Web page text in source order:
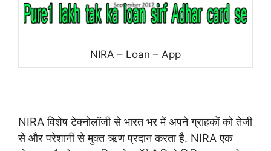
NIRA – Loan – App
NIRA विशेष टेक्नोलॉजी से भारत भर में अपने ग्राहकों को तेजी
से और परेशानी से मुक्त ऋण प्रदान करता है. NIRA एक